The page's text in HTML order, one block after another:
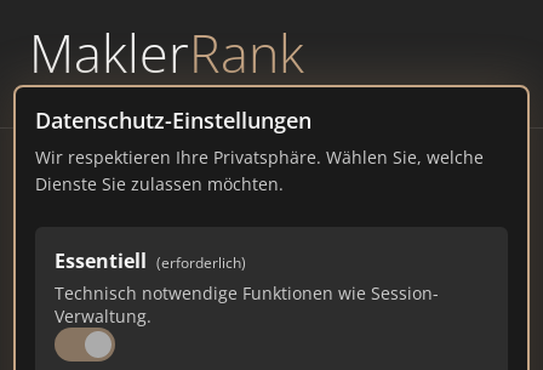
MaklerRank
powered byWAVEPOINT
Datenschutz-Einstellungen
Wir respektieren Ihre Privatsphäre. Wählen Sie, welche
Dienste Sie zulassen möchten.
Essentiell (erforderlich)
Technisch notwendige Funktionen wie Session-
Verwaltung.
Immobilienmakler Döhren –
Ranking Juli 2026
SACHSEN-ANHALT 41.000 EINWOHNER
87 471